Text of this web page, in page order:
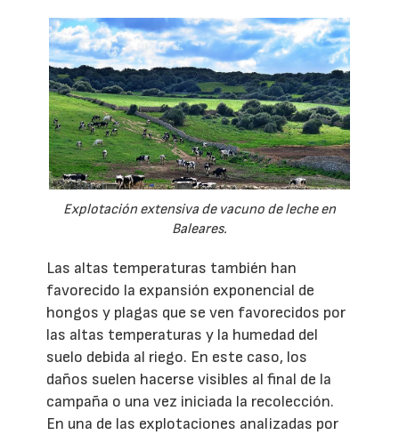
Explotación extensiva de vacuno de leche en
Baleares.
Las altas temperaturas también han
favorecido la expansión exponencial de
hongos y plagas que se ven favorecidos por
las altas temperaturas y la humedad del
suelo debida al riego. En este caso, los
daños suelen hacerse visibles al final de la
campaña o una vez iniciada la recolección.
En una de las explotaciones analizadas por